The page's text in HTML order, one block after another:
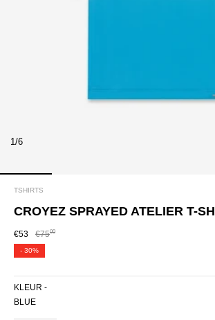
1/6
TSHIRTS
CROYEZ SPRAYED ATELIER T-
€53 €7500
- 30%
KLEUR -
BLUE